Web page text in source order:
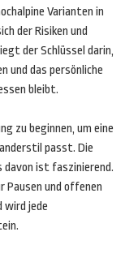
Varianten in
der Risiken und
der Schlüssel darin,
und das persönliche
bleibt.
zu beginnen, um eine
passt. Die
davon ist faszinierend.
Pausen und offenen
wird jede